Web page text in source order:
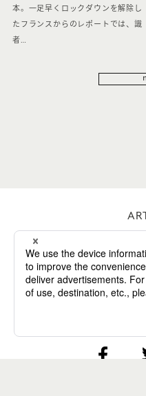
本。一足早くロックダウンを解除し
たフランスからのレポートでは、識
者…